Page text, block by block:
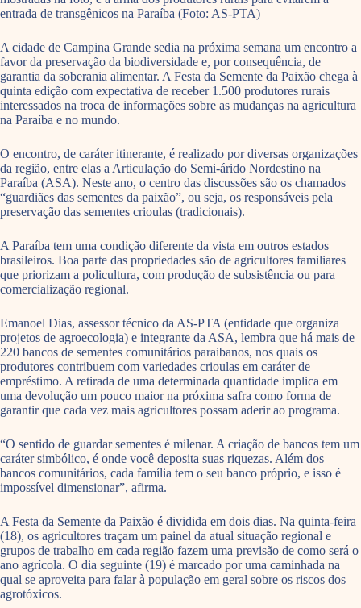
entrada de transgênicos na Paraíba (Foto: AS-PTA)
A cidade de Campina Grande sedia na próxima semana um encontro a
favor da preservação da biodiversidade e, por consequência, de
garantia da soberania alimentar. A Festa da Semente da Paixão chega à
quinta edição com expectativa de receber 1.500 produtores rurais
interessados na troca de informações sobre as mudanças na agricultura
na Paraíba e no mundo.
O encontro, de caráter itinerante, é realizado por diversas organizações
da região, entre elas a Articulação do Semi-árido Nordestino na
Paraíba (ASA). Neste ano, o centro das discussões são os chamados
“guardiães das sementes da paixão”, ou seja, os responsáveis pela
preservação das sementes crioulas (tradicionais).
A Paraíba tem uma condição diferente da vista em outros estados
brasileiros. Boa parte das propriedades são de agricultores familiares
que priorizam a policultura, com produção de subsistência ou para
comercialização regional.
Emanoel Dias, assessor técnico da AS-PTA (entidade que organiza
projetos de agroecologia) e integrante da ASA, lembra que há mais de
220 bancos de sementes comunitários paraibanos, nos quais os
produtores contribuem com variedades crioulas em caráter de
empréstimo. A retirada de uma determinada quantidade implica em
uma devolução um pouco maior na próxima safra como forma de
garantir que cada vez mais agricultores possam aderir ao programa.
“O sentido de guardar sementes é milenar. A criação de bancos tem um
caráter simbólico, é onde você deposita suas riquezas. Além dos
bancos comunitários, cada família tem o seu banco próprio, e isso é
impossível dimensionar”, afirma.
A Festa da Semente da Paixão é dividida em dois dias. Na quinta-feira
(18), os agricultores traçam um painel da atual situação regional e
grupos de trabalho em cada região fazem uma previsão de como será o
ano agrícola. O dia seguinte (19) é marcado por uma caminhada na
qual se aproveita para falar à população em geral sobre os riscos dos
agrotóxicos.